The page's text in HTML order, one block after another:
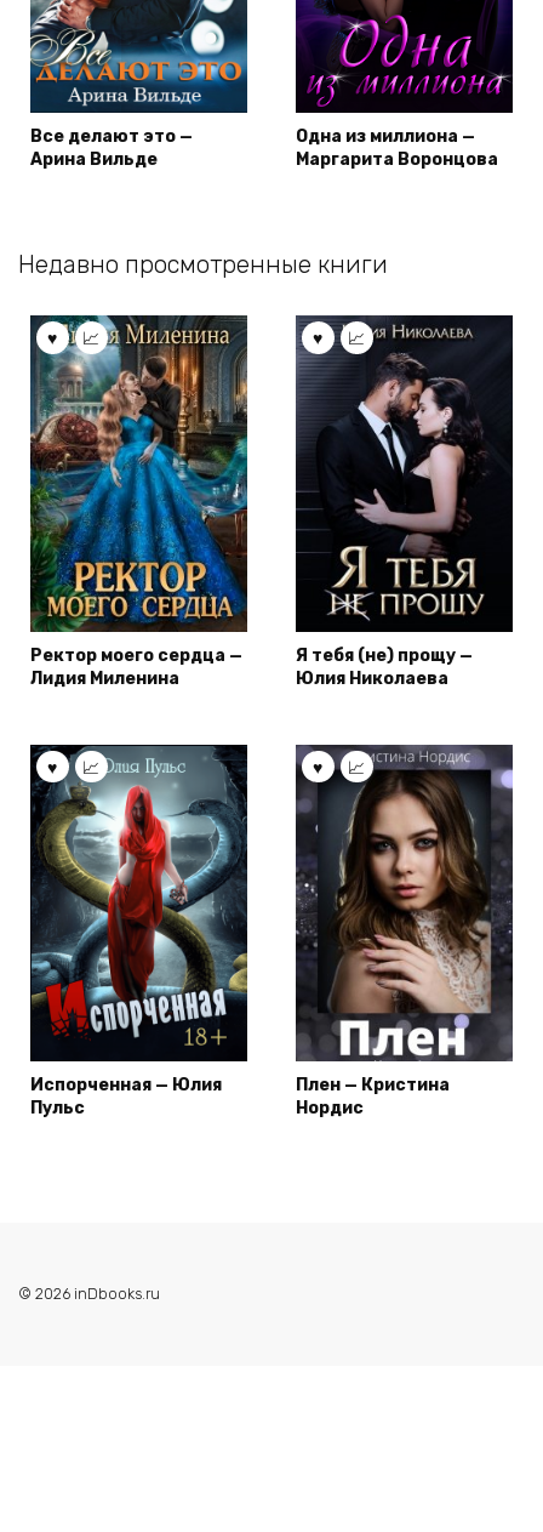
Все делают это —
Арина Вильде
Одна из миллиона —
Маргарита Воронцова
Недавно просмотренные книги
Ректор моего сердца —
Лидия Миленина
Я тебя (не) прощу —
Юлия Николаева
Испорченная — Юлия
Пульс
Плен — Кристина
Нордис
© 2026 inDbooks.ru